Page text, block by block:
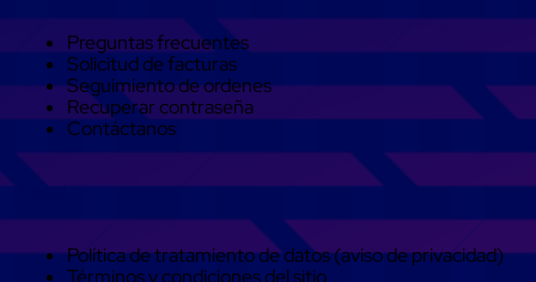
Cajas
de
Carton
Corrugado
Cajas
de
Carton
Jumbo
y
Separadores
de
Preguntas frecuentes
Solicitud de facturas
Seguimiento de ordenes
Recuperar contraseña
Contáctanos
Legal
Política de tratamiento de datos (aviso de privacidad)
Términos y condiciones del sitio